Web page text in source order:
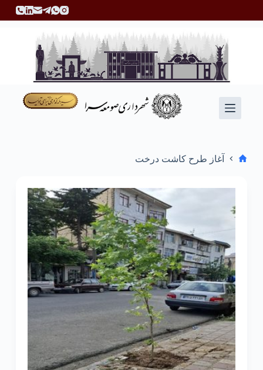
ر
آغاز طرح کاشت درخت